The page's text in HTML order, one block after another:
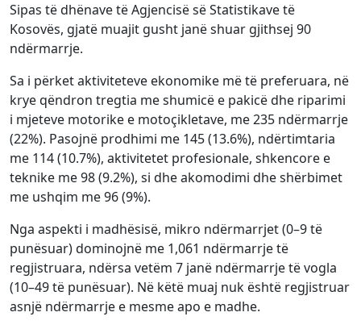
Sipas të dhënave të Agjencisë së Statistikave të
Kosovës, gjatë muajit gusht janë shuar gjithsej 90
ndërmarrje.
Sa i përket aktiviteteve ekonomike më të preferuara, në
krye qëndron tregtia me shumicë e pakicë dhe riparimi
i mjeteve motorike e motoçikletave, me 235 ndërmarrje
(22%). Pasojnë prodhimi me 145 (13.6%), ndërtimtaria
me 114 (10.7%), aktivitetet profesionale, shkencore e
teknike me 98 (9.2%), si dhe akomodimi dhe shërbimet
me ushqim me 96 (9%).
Nga aspekti i madhësisë, mikro ndërmarrjet (0–9 të
punësuar) dominojnë me 1,061 ndërmarrje të
regjistruara, ndërsa vetëm 7 janë ndërmarrje të vogla
(10–49 të punësuar). Në këtë muaj nuk është regjistruar
asnjë ndërmarrje e mesme apo e madhe.